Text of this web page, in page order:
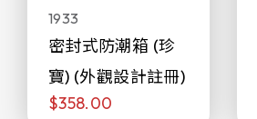
1933
密封式防潮箱 (珍
寶) (外觀設計註冊)
$358.00